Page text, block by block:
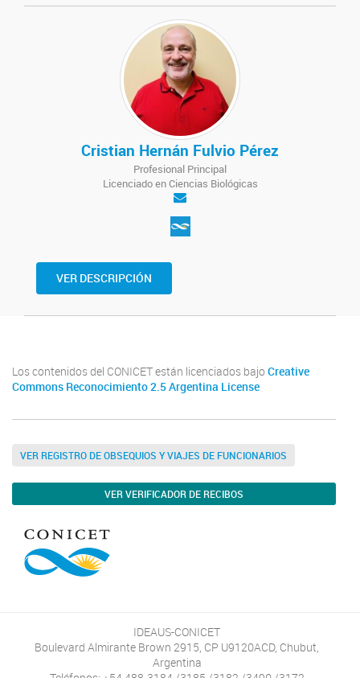
Cristian Hernán Fulvio Pérez
Profesional Principal
Licenciado en Ciencias Biológicas
VER DESCRIPCIÓN
Los contenidos del CONICET están licenciados bajo Creative
Commons Reconocimiento 2.5 Argentina License
VER REGISTRO DE OBSEQUIOS Y VIAJES DE FUNCIONARIOS
VER VERIFICADOR DE RECIBOS
IDEAUS-CONICET
Boulevard Almirante Brown 2915, CP U9120ACD, Chubut,
Argentina